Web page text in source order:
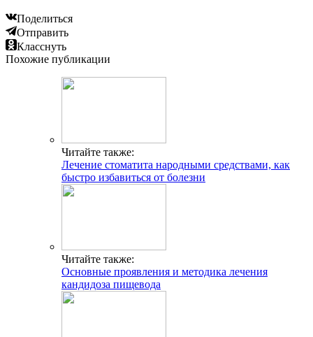
Поделиться
Отправить
Класснуть
Похожие публикации
Читайте также:
Лечение стоматита народными средствами, как
быстро избавиться от болезни
Читайте также:
Основные проявления и методика лечения
кандидоза пищевода